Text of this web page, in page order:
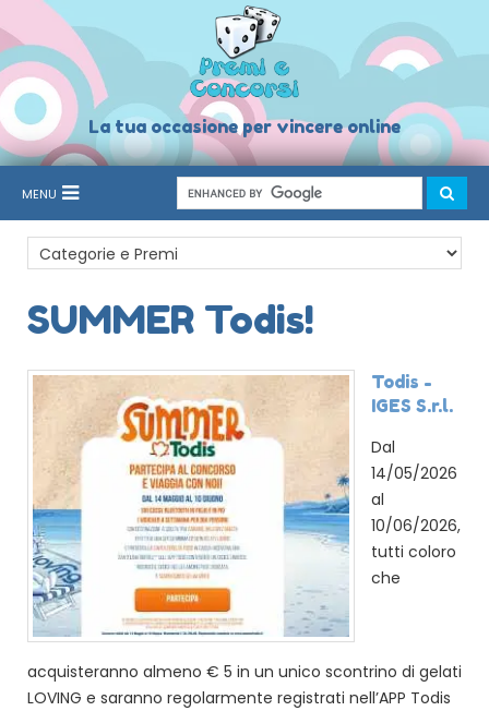
La tua occasione per vincere online
MENU
SUMMER Todis!
Todis -
IGES S.r.l.
Dal
14/05/2026
al
10/06/2026,
tutti coloro
che
acquisteranno almeno € 5 in un unico scontrino di gelati
LOVING e saranno regolarmente registrati nell’APP Todis